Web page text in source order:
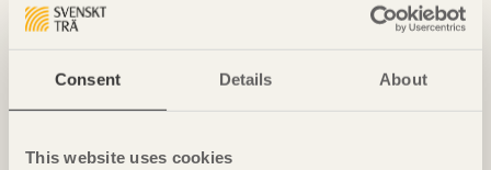
Consent Details About
This website uses cookies
NOTERAT
Ombonade reden i väggen